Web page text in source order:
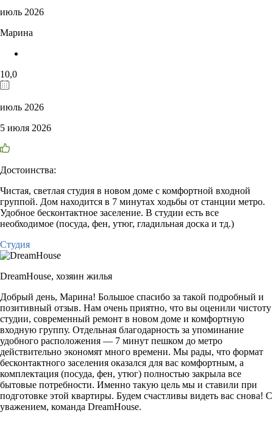
июль 2026
Марина
10,0
июль 2026
5 июля 2026
Достоинства:
Чистая, светлая студия в новом доме с комфортной входной
группой. Дом находится в 7 минутах ходьбы от станции метро.
Удобное бесконтактное заселение. В студии есть все
необходимое (посуда, фен, утюг, гладильная доска и тд.)
Студия
DreamHouse, хозяин жилья
Добрый день, Марина! Большое спасибо за такой подробный и
позитивный отзыв. Нам очень приятно, что вы оценили чистоту
студии, современный ремонт в новом доме и комфортную
входную группу. Отдельная благодарность за упоминание
удобного расположения — 7 минут пешком до метро
действительно экономят много времени. Мы рады, что формат
бесконтактного заселения оказался для вас комфортным, а
комплектация (посуда, фен, утюг) полностью закрыла все
бытовые потребности. Именно такую цель мы и ставили при
подготовке этой квартиры. Будем счастливы видеть вас снова! С
уважением, команда DreamHouse.